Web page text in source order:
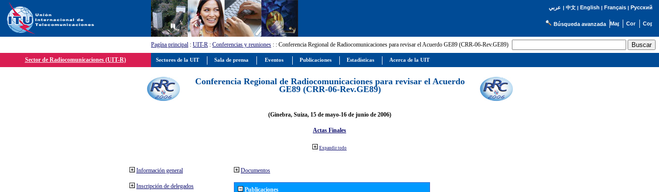
عربي | 中文| English | Français| Русский
Búsqueda avanzada
Pagína principal : UIT-R : Conferencias y reuniones : : Conferencia Regional de Radiocomunicaciones para revisar el Acuerdo GE89 (CRR-06-Rev.GE89)
Sector de Radiocomunicaciones (UIT-R)
Conferencia Regional de Radiocomunicaciones para revisar el Acuerdo
GE89 (CRR-06-Rev.GE89)
(Ginebra, Suiza, 15 de mayo-16 de junio de 2006)
Actas Finales
Expandir todo
Información general
Inscripción de delegados
Documentos
Publicaciones
Sectores de la UIT Sala de prensa Eventos Publicaciones Estadísticas Acerca de la UIT